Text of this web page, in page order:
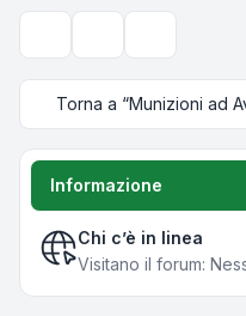
Opzioni di
Torna a “Munizioni ad
Informazione
Chi c’è in linea
Visitano il forum: